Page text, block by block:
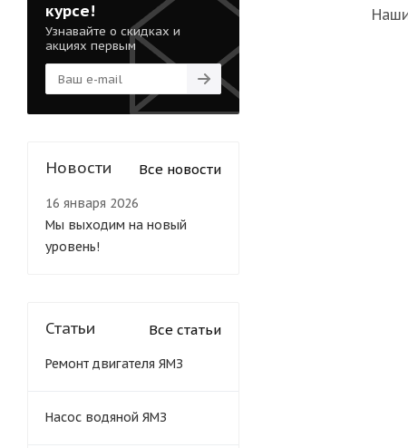
курсе!
Узнавайте о скидках и
акциях первым
Новости Все новости
16 января 2026
Мы выходим на новый
уровень!
Статьи Все статьи
Ремонт двигателя ЯМЗ
Насос водяной ЯМЗ